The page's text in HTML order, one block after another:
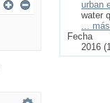
urban
water
... más
Fecha
2016